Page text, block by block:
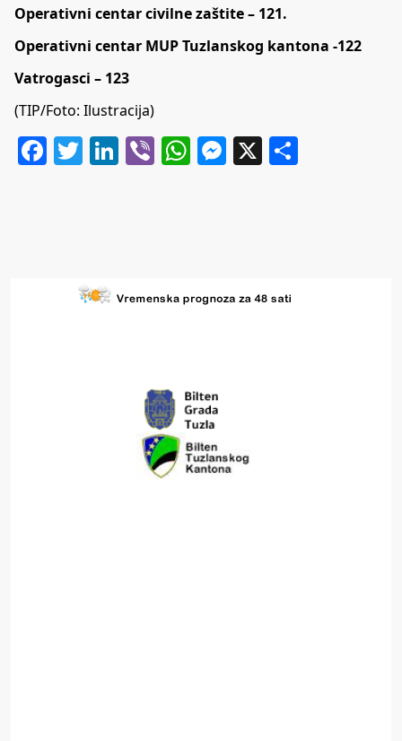
Operativni centar civilne zaštite – 121.
Operativni centar MUP Tuzlanskog kantona -122
Vatrogasci – 123
(TIP/Foto: Ilustracija)
Facebook
Twitter
LinkedIn
ViberWhatsApp
Messenger
X